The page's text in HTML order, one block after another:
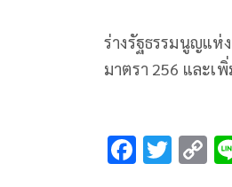
ร่างรัฐธรรมนูญแห่
มาตรา 256 และ
F T C